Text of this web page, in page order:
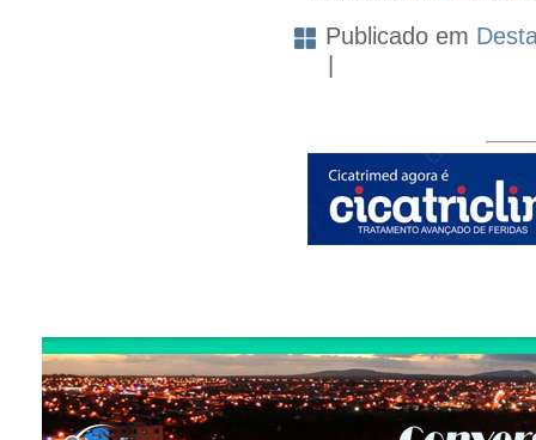
Publicado em
|